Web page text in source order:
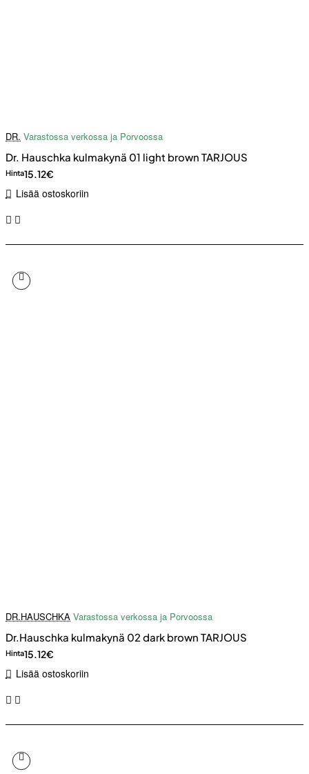
DR. Varastossa verkossa ja Porvoossa
Dr. Hauschka kulmakynä 01 light brown TARJOUS
Hinta15.12€
Lisää ostoskoriin
DR.HAUSCHKA Varastossa verkossa ja Porvoossa
Dr.Hauschka kulmakynä 02 dark brown TARJOUS
Hinta15.12€
Lisää ostoskoriin